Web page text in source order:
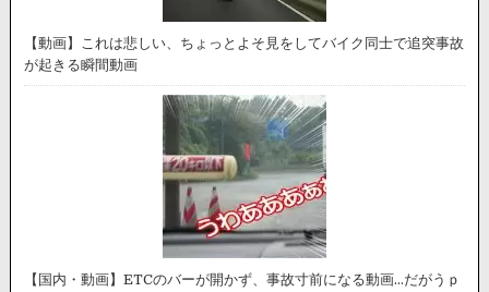
【動画】これは悲しい、ちょっとよそ見をしてバイク同士で追突事故
が起きる瞬間動画
【国内・動画】ETCのバーが開かず、事故寸前になる動画…だがうｐ